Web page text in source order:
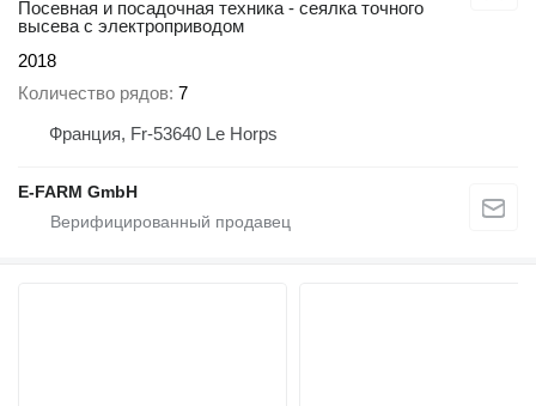
Посевная и посадочная техника - сеялка точного
высева с электроприводом
2018
Количество рядов 7
Франция, Fr-53640 Le Horps
E-FARM GmbH